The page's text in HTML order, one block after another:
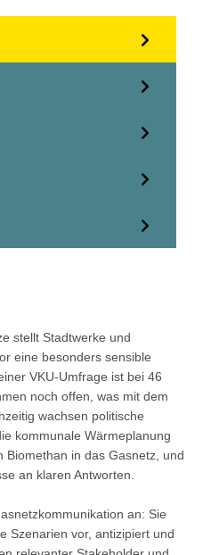
stellt Stadtwerke und
eine besonders sensible
VKU-Umfrage ist bei 46
noch offen, was mit dem
wachsen politische
kommunale Wärmeplanung
Biomethan in das Gasnetz, und
an klaren Antworten.
an: Sie
Szenarien vor, antizipiert und